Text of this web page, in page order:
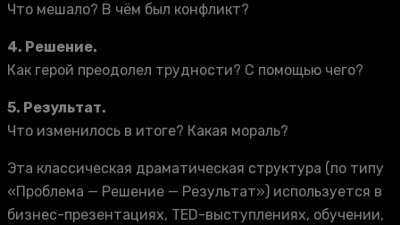
Что мешало? В чём был конфликт?
4. Решение.
Как герой преодолел трудности? С помощью чего?
5. Результат.
Что изменилось в итоге? Какая мораль?
Эта классическая драматическая структура (по типу
«Проблема — Решение — Результат») используется в
бизнес-презентациях, TED-выступлениях, обучении,